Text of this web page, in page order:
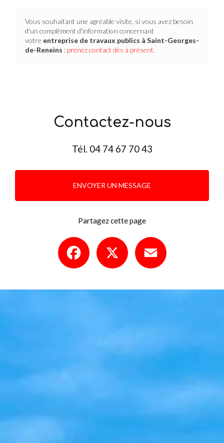
Vous souhaitant une agréable visite, si vous avez besoin
d'un complément d'information concernant
votre entreprise de travaux publics à Saint-Georges-
de-Reneins : prenez contact dès à présent.
Contactez-nous
Tél. 04 74 67 70 43
ENVOYER UN MESSAGE
Partagez cette page
Facebook